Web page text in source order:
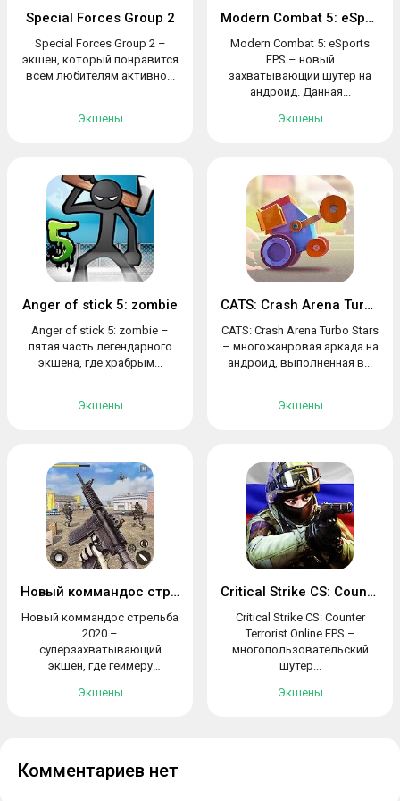
Special Forces Group 2
Special Forces Group 2 –
экшен, который понравится
всем любителям активно...
Экшены
Modern Combat 5: eSports FPS
Modern Combat 5: eSports
FPS – новый
захватывающий шутер на
андроид. Данная...
Экшены
Anger of stick 5: zombie
Anger of stick 5: zombie –
пятая часть легендарного
экшена, где храбрым...
Экшены
CATS: Crash Arena Turbo Stars
CATS: Crash Arena Turbo Stars
– многожанровая аркада на
андроид, выполненная в...
Экшены
Новый коммандос стрельба 2020
Новый коммандос стрельба
2020 –
суперзахватывающий
экшен, где геймеру
Экшены
Critical Strike CS: Counter Terrorist
Critical Strike CS: Counter
Terrorist Online FPS –
многопользовательский
шутер...
Экшены
Комментариев нет